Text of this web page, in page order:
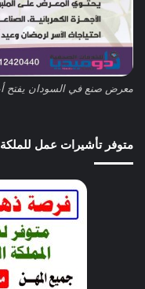
معرض صنع في السودان يفتح
متوفر تأشيرات عمل للملكة